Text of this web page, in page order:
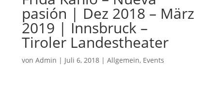
pasión | Dez 2018 – März
2019 | Innsbruck –
Tiroler Landestheater
von Admin | Juli 6, 2018| Allgemein, Events